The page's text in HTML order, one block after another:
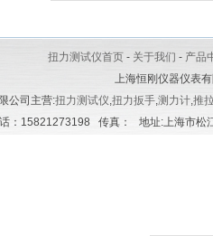
扭力测试仪首页 - 关于我们 - 产品
上海恒刚仪器仪表
公司主营:扭力测试仪,扭力扳手,测力计,推
：15821273198 传真： 地址:上海市